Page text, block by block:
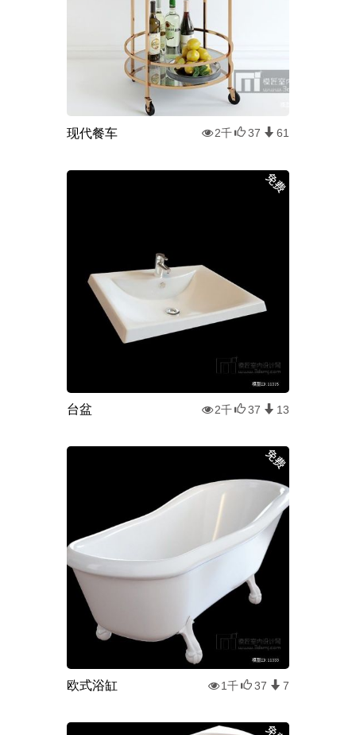
现代餐车 2千 37 61
台盆 2千 37 13
欧式浴缸 1千 37 7